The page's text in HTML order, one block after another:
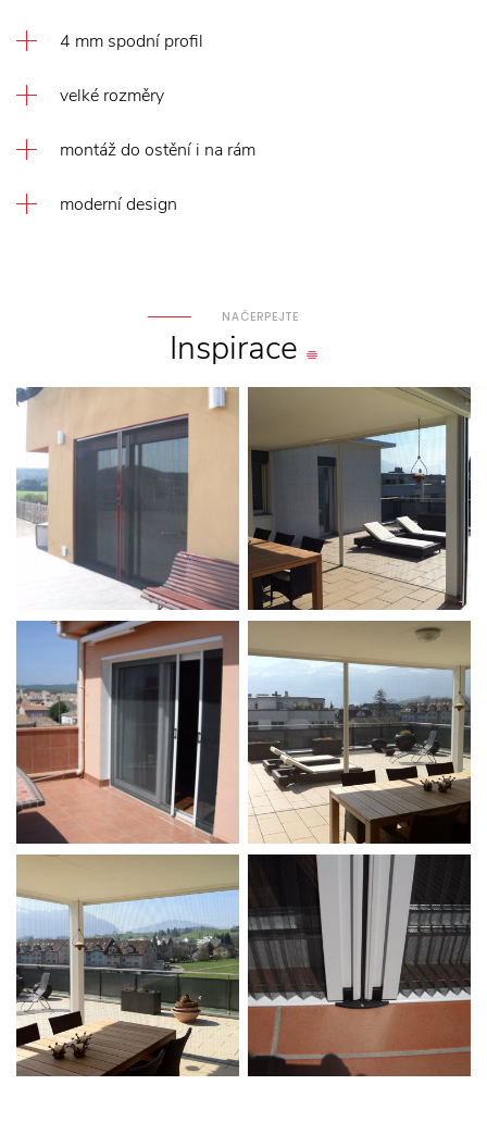
4 mm spodní profil
velké rozměry
montáž do ostění i na rám
moderní design
NAČERPEJTE
Inspirace